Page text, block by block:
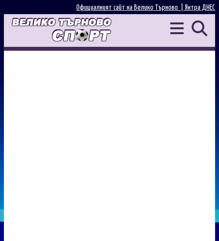
Янтра ДНЕС
Официалният сайт на Велико Търново |